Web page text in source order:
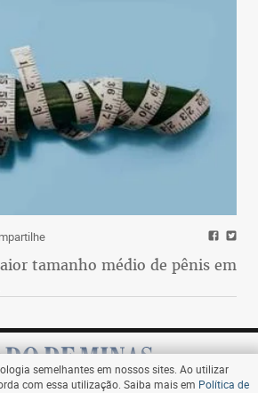
tamanho médio de pênis em
semelhantes em nossos sites. Ao utilizar
com essa utilização. Saiba mais em Política de